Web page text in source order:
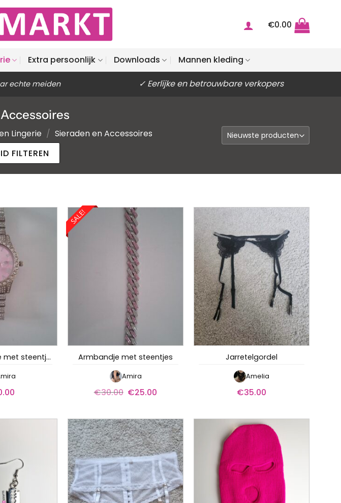
€0.00
Extra persoonlijk Downloads Mannen kleding
echte meiden ✓ Eerlijke en betrouwbare verkopers
Lingerie / Sieraden en Accessoires
FILTEREN
Dameshorloge met steentjes
SALE!
Armbandje met steentjes
Amira
€30.00 Oorspronkelijke
prijs
€25.00
Jarretelgordel
Amelia
€35.00